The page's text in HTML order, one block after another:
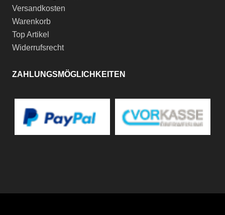
Versandkosten
Warenkorb
Top Artikel
Widerrufsrecht
ZAHLUNGSMÖGLICHKEITEN